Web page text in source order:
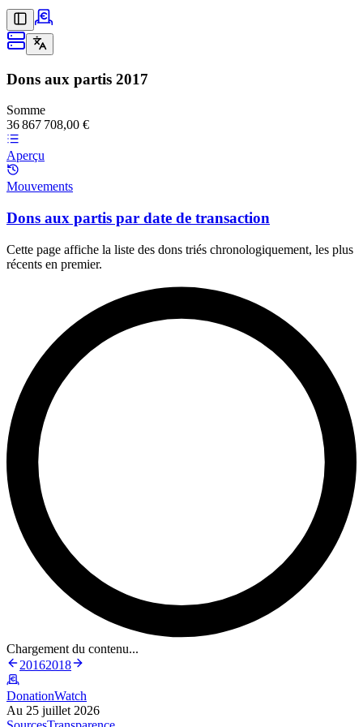
Dons aux partis 2017
Somme
36 867 708,00 €
Aperçu
Mouvements
Dons aux partis par date de transaction
Cette page affiche la liste des dons triés chronologiquement, les plus
récents en premier.
Chargement du contenu...
20162018
DonationWatch
Au 25 juillet 2026